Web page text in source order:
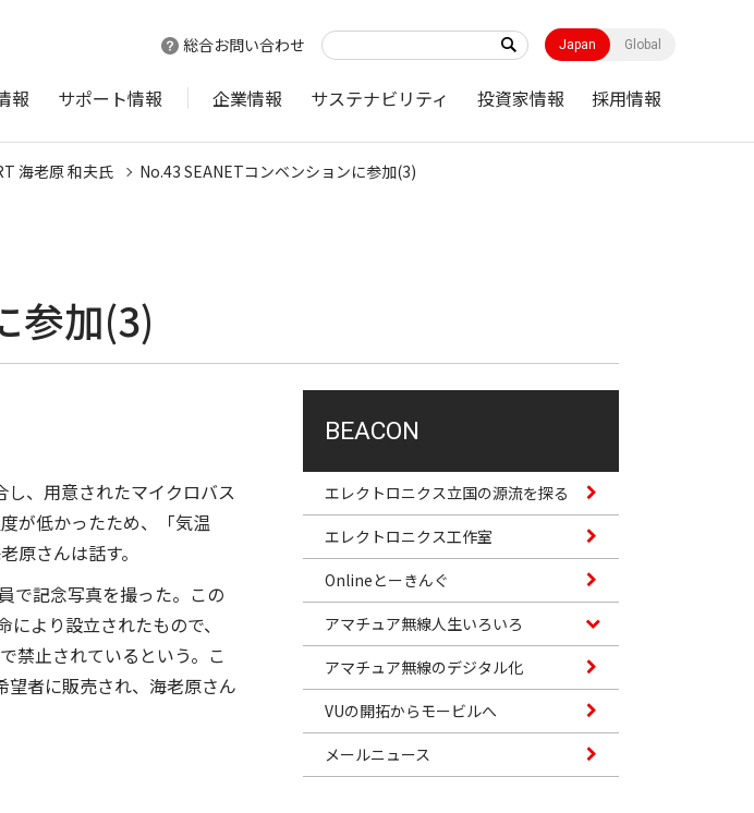
総合お問い合わせ Japan Global
報 サポート情報 企業情報 サステナビリティ 投資家情報 採用情報
海老原 和夫氏 No.43 SEANETコンベンションに参加(3)
参加(3)
、用意されたマイクロバス
が低かったため、「気温
さんは話す。
で記念写真を撮った。この
より設立されたもので、
禁止されているという。こ
者に販売され、海老原さん
BEACON
エレクトロニクス立国の源流を探る
エレクトロニクス工作室
Onlineとーきんぐ
アマチュア無線人生いろいろ
アマチュア無線のデジタル化
VUの開拓からモービルへ
メールニュース